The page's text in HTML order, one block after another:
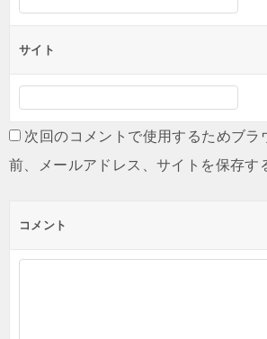
サイト
次回のコメントで使用するためブラ
前、メールアドレス、サイトを保存す
コメント